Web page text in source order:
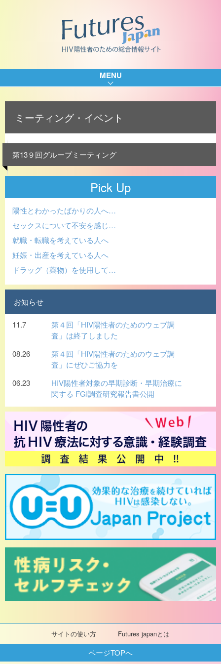
サイトの使い方 Futures japanとは
MENU
ミーティング・イベント
第13９回グループミーティング
Pick Up
陽性とわかったばかりの人へ…
セックスについて不安を感じ…
就職・転職を考えている人へ
妊娠・出産を考えている人へ
ドラッグ（薬物）を使用して…
お知らせ
11.7
第４回「HIV陽性者のためのウェブ調
査」は終了しました
08.26
第４回「HIV陽性者のためのウェブ調
査」にぜひご協力を
06.23
HIV陽性者対象の早期診断・早期治療に
関する FGI調査研究報告書公開
ページTOPへ